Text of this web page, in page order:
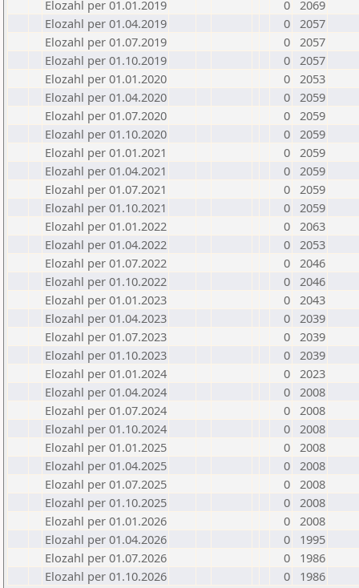
Elozahl per 01.01.2019
0 2069
Elozahl per 01.04.2019
0 2057
Elozahl per 01.07.2019
0 2057
Elozahl per 01.10.2019
0 2057
Elozahl per 01.01.2020
0 2053
Elozahl per 01.04.2020
0 2059
Elozahl per 01.07.2020
0 2059
Elozahl per 01.10.2020
0 2059
Elozahl per 01.01.2021
0 2059
Elozahl per 01.04.2021
0 2059
Elozahl per 01.07.2021
0 2059
Elozahl per 01.10.2021
0 2059
Elozahl per 01.01.2022
0 2063
Elozahl per 01.04.2022
0 2053
Elozahl per 01.07.2022
0 2046
Elozahl per 01.10.2022
0 2046
Elozahl per 01.01.2023
0 2043
Elozahl per 01.04.2023
0 2039
Elozahl per 01.07.2023
0 2039
Elozahl per 01.10.2023
0 2039
Elozahl per 01.01.2024
0 2023
Elozahl per 01.04.2024
0 2008
Elozahl per 01.07.2024
0 2008
Elozahl per 01.10.2024
0 2008
Elozahl per 01.01.2025
0 2008
Elozahl per 01.04.2025
0 2008
Elozahl per 01.07.2025
0 2008
Elozahl per 01.10.2025
0 2008
Elozahl per 01.01.2026
0 2008
Elozahl per 01.04.2026
0
1995
Elozahl per 01.07.2026
0
1986
Elozahl per 01.10.2026
0 1986